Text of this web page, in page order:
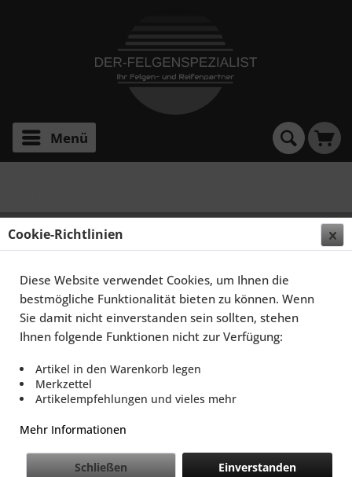
Menü
SCHMIDT FELGEN 20 ZOLL STORMER FÜR
MERCEDES-BENZ CL-KLASSE W216, GLOSSBLACK
Cookie-Richtlinien
Diese Website verwendet Cookies, um Ihnen die
bestmögliche Funktionalität bieten zu können. Wenn
Sie damit nicht einverstanden sein sollten, stehen
Ihnen folgende Funktionen nicht zur Verfügung:
Artikel in den Warenkorb legen
Merkzettel
Artikelempfehlungen und vieles mehr
Mehr Informationen
Einverstanden
Schließen